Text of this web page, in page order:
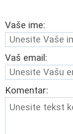
Vaše ime:
Vaš email:
Komentar: